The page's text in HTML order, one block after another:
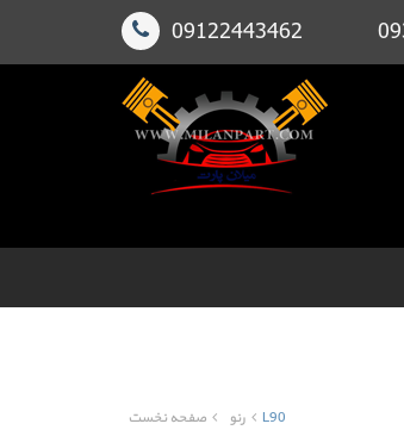
صفحه نخست رنو L90